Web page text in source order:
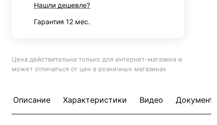
Нашли дешевле?
Гарантия 12 мес.
Цена действительна только для интернет-магазина и
может отличаться от цен в розничных магазинах
Описание Характеристики Видео